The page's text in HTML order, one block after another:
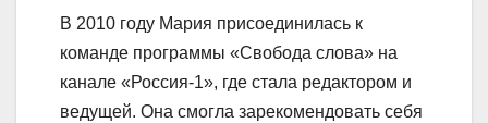
В 2010 году Мария присоединилась к
команде программы «Свобода слова» на
канале «Россия-1», где стала редактором и
ведущей. Она смогла зарекомендовать себя